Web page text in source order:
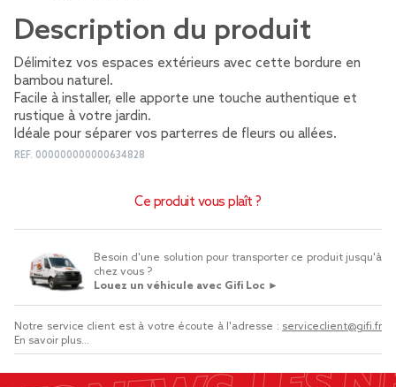
Description du produit
Délimitez vos espaces extérieurs avec cette bordure en
bambou naturel.
Facile à installer, elle apporte une touche authentique et
rustique à votre jardin.
Idéale pour séparer vos parterres de fleurs ou allées.
REF. 000000000000634828
Ce produit vous plaît ?
Besoin d'une solution pour transporter ce produit jusqu'à
chez vous ?
Louez un véhicule avec Gifi Loc ►
Notre service client est à votre écoute à l'adresse : serviceclient@gifi.fr
En savoir plus...